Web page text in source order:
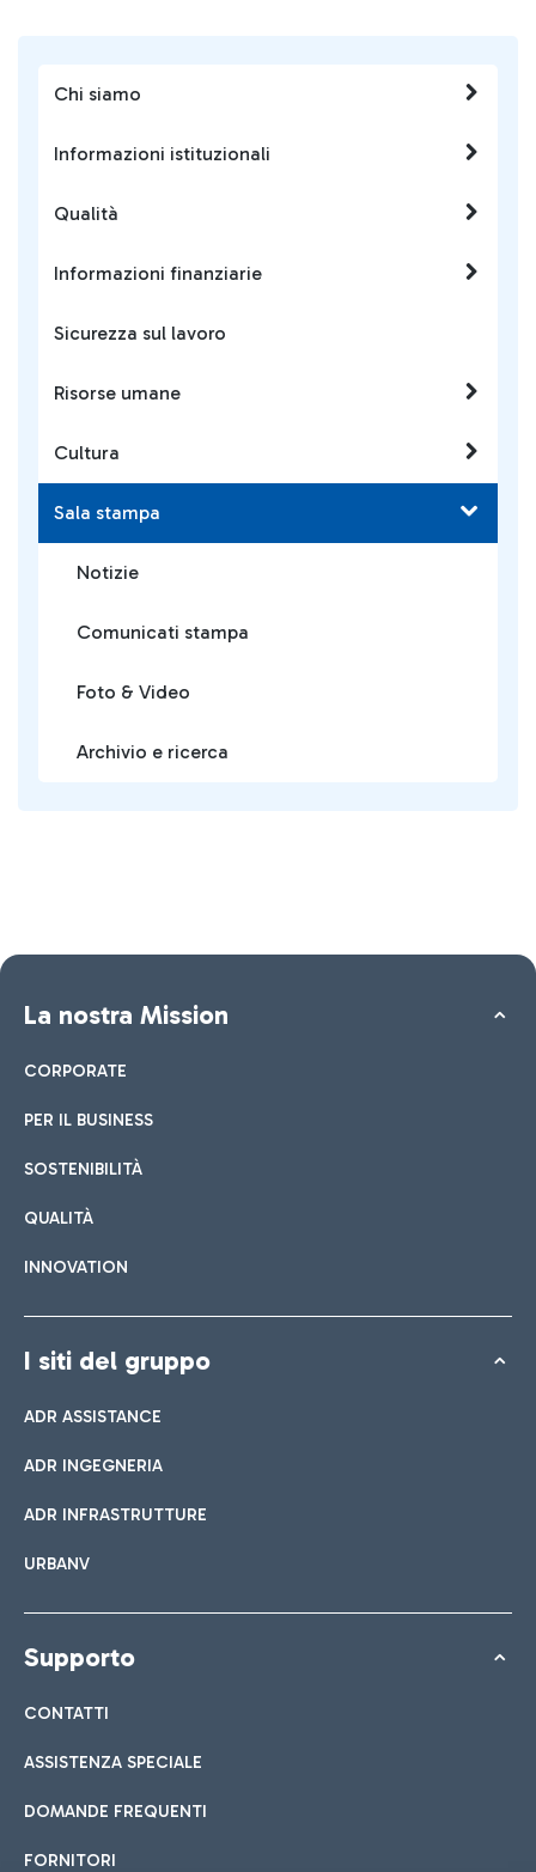
Chi siamo
Informazioni istituzionali
Qualità
Informazioni finanziarie
Sicurezza sul lavoro
Risorse umane
Cultura
Sala stampa
Notizie
Comunicati stampa
Foto & Video
Archivio e ricerca
La nostra Mission
CORPORATE
PER IL BUSINESS
SOSTENIBILITÀ
QUALITÀ
INNOVATION
I siti del gruppo
ADR ASSISTANCE
ADR INGEGNERIA
ADR INFRASTRUTTURE
URBANV
Supporto
CONTATTI
ASSISTENZA SPECIALE
DOMANDE FREQUENTI
FORNITORI